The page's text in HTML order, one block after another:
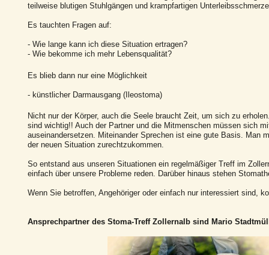
teilweise blutigen Stuhlgängen und krampfartigen
Es tauchten Fragen auf:
- Wie lange kann ich diese Situation ertragen?
- Wie bekomme ich mehr Lebensqualität?
Es blieb dann nur eine Möglichkeit
- künstlicher Darmausgang (Ileostoma)
Nicht nur der Körper, auch die Seele braucht Zeit, um sich zu
sind wichtig!! Auch der Partner und die Mitmenschen müssen sich
auseinandersetzen. Miteinander Sprechen ist eine gute Basis. Man
der neuen Situation zurechtzukommen.
So entstand aus unseren Situationen ein regelmäßiger Treff im
einfach über unsere Probleme reden. Darüber hinaus stehen
Wenn Sie betroffen, Angehöriger oder einfach nur interessiert sind,
Ansprechpartner des Stoma-Treff Zollernalb sind Mario